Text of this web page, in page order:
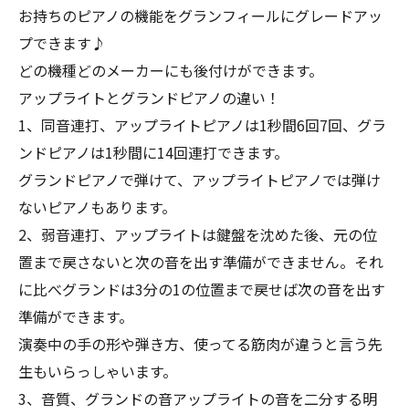
お持ちのピアノの機能をグランフィールにグレードアッ
プできます♪
どの機種どのメーカーにも後付けができます。
アップライトとグランドピアノの違い！
1、同音連打、アップライトピアノは1秒間6回7回、グラ
ンドピアノは1秒間に14回連打できます。
グランドピアノで弾けて、アップライトピアノでは弾け
ないピアノもあります。
2、弱音連打、アップライトは鍵盤を沈めた後、元の位
置まで戻さないと次の音を出す準備ができません。それ
に比べグランドは3分の1の位置まで戻せば次の音を出す
準備ができます。
演奏中の手の形や弾き方、使ってる筋肉が違うと言う先
生もいらっしゃいます。
3、音質、グランドの音アップライトの音を二分する明